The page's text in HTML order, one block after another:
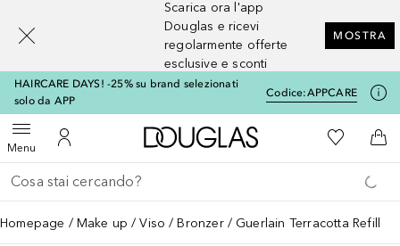
Scarica ora l'app
Douglas e ricevi
regolarmente offerte
esclusive e sconti
MOSTRA
HAIRCARE DAYS! -25% su brand selezionati
solo da APP
Codice:APPCARE
MenuApri menuAl Mio Account
A Douglas HomeAlla Mia
Al
Torna indietro
Esegui ricerca
Homepage Make up Viso Bronzer Guerlain Terracotta Refill
[navigation.slideout.screenreader]